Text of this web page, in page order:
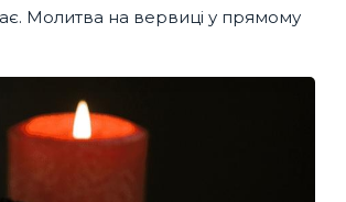
Молитва на вервиці у прямому